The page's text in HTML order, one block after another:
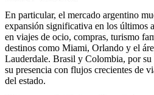
En particular, el mercado argentino
expansión significativa en los últimos
en viajes de ocio, compras, turismo
destinos como Miami, Orlando y el
Lauderdale. Brasil y Colombia, por
su presencia con flujos crecientes de
del estado.